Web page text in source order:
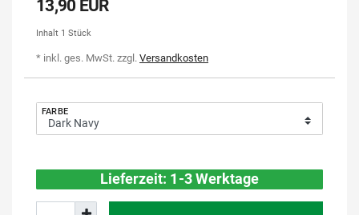
13,90 EUR
Inhalt 1 Stück
* inkl. ges. MwSt. zzgl. Versandkosten
FARBE
Lieferzeit: 1-3 Werktage